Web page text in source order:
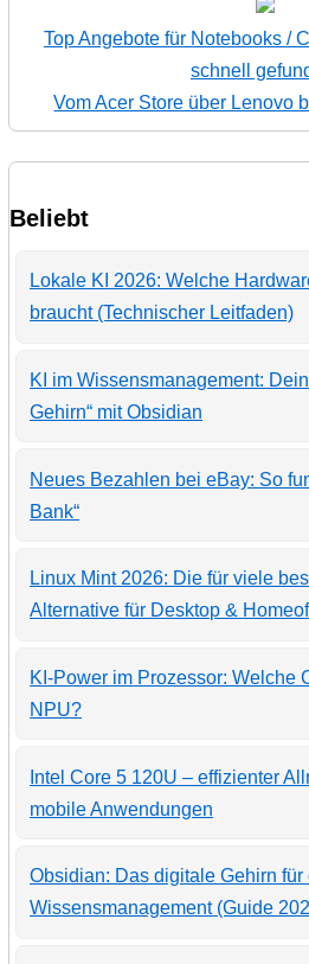
Top Angebote für Notebooks /
schnell
Vom Acer Store über Lenovo
Beliebt
Lokale KI 2026: Welche
braucht (Technischer Leitfaden)
KI im Wissensmanagement:
Gehirn“ mit Obsidian
Neues Bezahlen bei eBay: So
Bank“
Linux Mint 2026: Die für viele
Alternative für Desktop &
KI-Power im Prozessor: Welche
NPU?
Intel Core 5 120U – effizienter
mobile Anwendungen
Obsidian: Das digitale Gehirn für
Wissensmanagement (Guide